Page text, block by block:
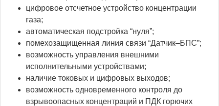
цифровое отсчетное устройство концентрации
газа;
автоматическая подстройка “нуля”;
помехозащищенная линия связи “Датчик–БПС”;
возможность управления внешними
исполнительными устройствами;
наличие токовых и цифровых выходов;
возможность одновременного контроля до
взрывоопасных концентраций и ПДК горючих